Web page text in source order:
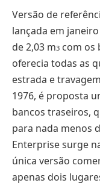
Versão de
lançada em
de 2,03 m3 com os
oferecia todas as
estrada e
1976, é proposta
bancos traseiros,
para nada menos
Enterprise surge
única versão
apenas dois